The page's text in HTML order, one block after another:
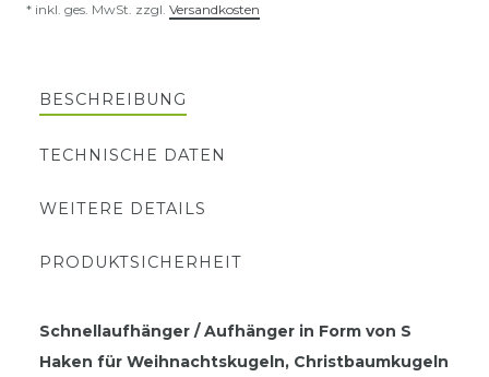
* inkl. ges. MwSt. zzgl. Versandkosten
BESCHREIBUNG
TECHNISCHE DATEN
WEITERE DETAILS
PRODUKTSICHERHEIT
Schnellaufhänger / Aufhänger in Form von S
Haken für Weihnachtskugeln, Christbaumkugeln